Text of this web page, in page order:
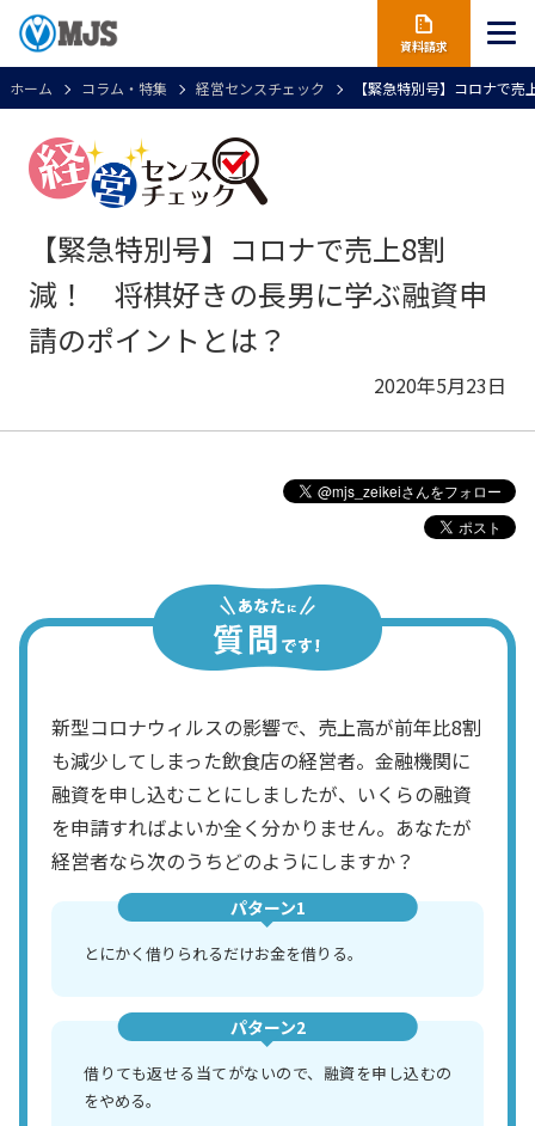
資料請求
ホーム コラム・特集 経営センスチェック 【緊急特別号】コロナで
【緊急特別号】コロナで売上8割
減！ 将棋好きの長男に学ぶ融資申
請のポイントとは？
2020年5月23日
新型コロナウィルスの影響で、売上高が前年比8割
も減少してしまった飲食店の経営者。金融機関に
融資を申し込むことにしましたが、いくらの融資
を申請すればよいか全く分かりません。あなたが
経営者なら次のうちどのようにしますか？
パターン1
とにかく借りられるだけお金を借りる。
パターン2
借りても返せる当てがないので、融資を申し込むの
をやめる。